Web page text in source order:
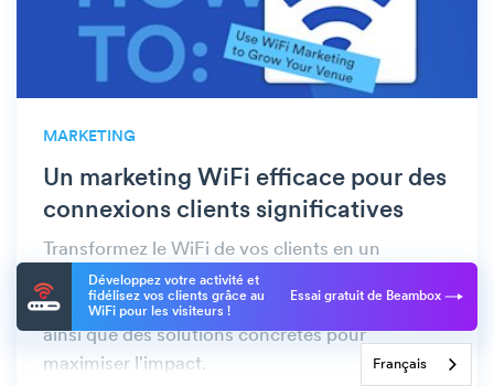
Développez votre activité et
fidélisez vos clients grâce au
WiFi pour les visiteurs !
Essai gratuit de Beambox
MARKETING
Un marketing WiFi efficace pour des
connexions clients significatives
Transformez le WiFi de vos clients en un
puissant outil de marketing. Découvrez les
avantages pour les entreprises et les clients,
ainsi que des solutions concrètes pour
maximiser l'impact.
Français